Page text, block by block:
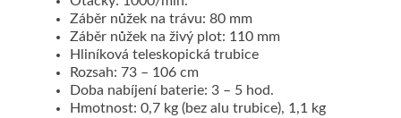
Záběr nůžek na trávu: 80 mm
Záběr nůžek na živý plot: 110 mm
Hliníková teleskopická trubice
Rozsah: 73 – 106 cm
Doba nabíjení baterie: 3 – 5 hod.
Hmotnost: 0,7 kg (bez alu trubice), 1,1 kg